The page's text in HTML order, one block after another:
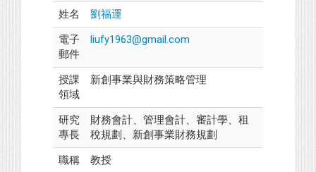
姓名
劉福運
電子
郵件
liufy1963@gmail.com
授課
領域
新創事業與財務策略管理
研究
專長
財務會計、管理會計、審計學、租
稅規劃、新創事業財務規劃
職稱
教授